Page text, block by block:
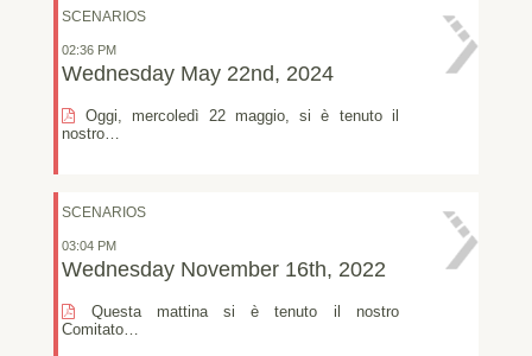
SCENARIOS
02:36 PM
Wednesday May 22nd, 2024
Oggi, mercoledì 22 maggio, si è tenuto il
nostro…
SCENARIOS
03:04 PM
Wednesday November 16th, 2022
Questa mattina si è tenuto il nostro
Comitato…